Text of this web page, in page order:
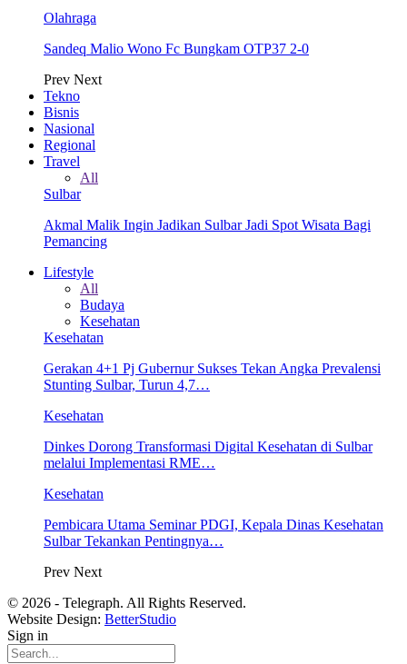
Olahraga
Sandeq Malio Wono Fc Bungkam OTP37 2-0
Prev Next
Tekno
Bisnis
Nasional
Regional
Travel
All
Sulbar
Akmal Malik Ingin Jadikan Sulbar Jadi Spot Wisata Bagi
Pemancing
Lifestyle
All
Budaya
Kesehatan
Kesehatan
Gerakan 4+1 Pj Gubernur Sukses Tekan Angka Prevalensi
Stunting Sulbar, Turun 4,7…
Kesehatan
Dinkes Dorong Transformasi Digital Kesehatan di Sulbar
melalui Implementasi RME…
Kesehatan
Pembicara Utama Seminar PDGI, Kepala Dinas Kesehatan
Sulbar Tekankan Pentingnya…
Prev Next
© 2026 - Telegraph. All Rights Reserved.
Website Design: BetterStudio
Sign in